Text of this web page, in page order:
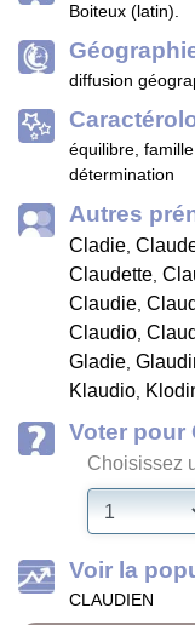
Boiteux (latin).
diffusion
équilibre,
détermination
Autres
Cladie,
Claudette,
Claudie,
Claudio,
Gladie,
Klaudio,
Voter pour
Choisissez
Voir la
CLAUDIEN